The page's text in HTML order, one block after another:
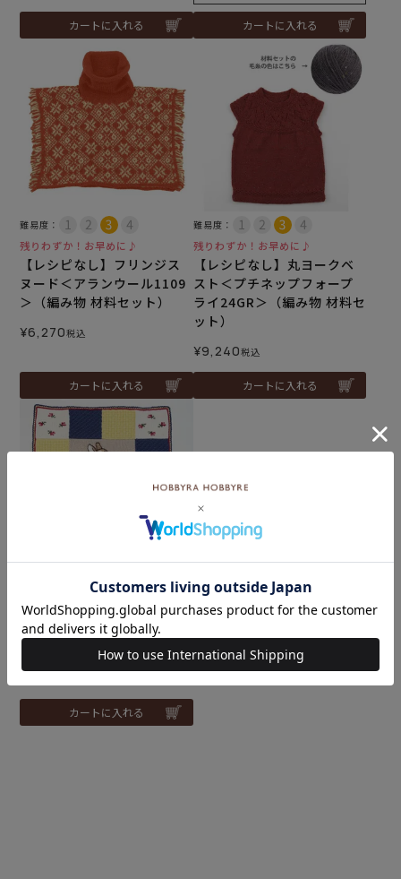
カートに入れる カートに入れる
難易度：
残りわずか！お早めに♪
【レシピなし】フリンジス
ヌード＜アランウール1109
＞（編み物 材料セット）
¥6,270税込
カートに入れる
難易度：
残りわずか！お早めに♪
【レシピなし】丸ヨークベ
スト＜プチネップフォープ
ライ24GR＞（編み物 材料セ
ット）
¥9,240税込
カートに入れる
ブランケット＜ピーターラ
ビット（TM）＞（編み物 材
カートに入れる